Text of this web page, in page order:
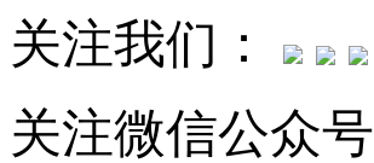
关注我们：
关注微信公众号